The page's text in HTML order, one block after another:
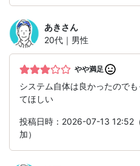
あきさん
20代｜男性
やや満足
システム自体は良かったので
てほしい
投稿日時：2026-07-13 12:52
加）